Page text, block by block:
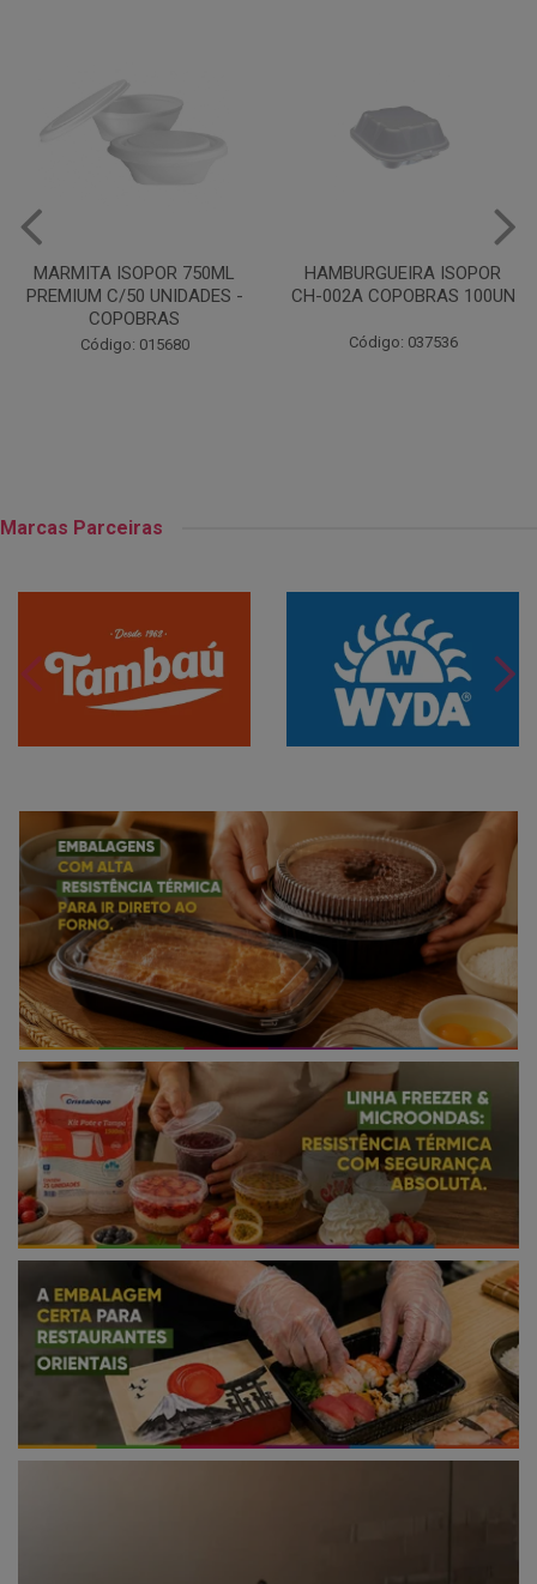
HAMBURGUEIRA ISOPOR
CH-002A COPOBRAS 100UN
Código: 037536
CAIXA PARDA PIZZA N30
OITAVADA BALUARTE C/10
Código: 001124
Marcas Parceiras